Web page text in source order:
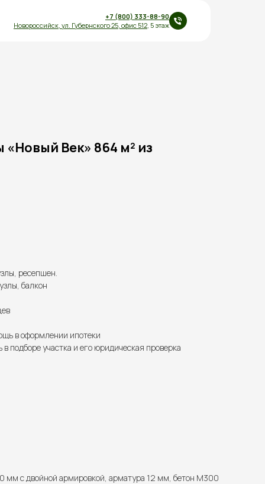
+7 (800) 333-88-90
Новороссийск, ул. Губернского 25, офис 512, 5 этаж
Век» 864 м² из
ресепшен.
балкон
в оформлении ипотеки
подборе участка и его юридическая проверка
с двойной армировкой, арматура 12 мм, бетон М300